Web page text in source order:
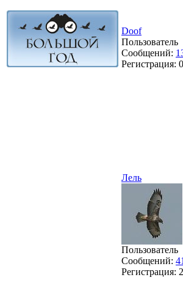
Doof
Пользователь
Сообщений:
Регистрация:
Лель
Пользователь
Сообщений:
Регистрация: